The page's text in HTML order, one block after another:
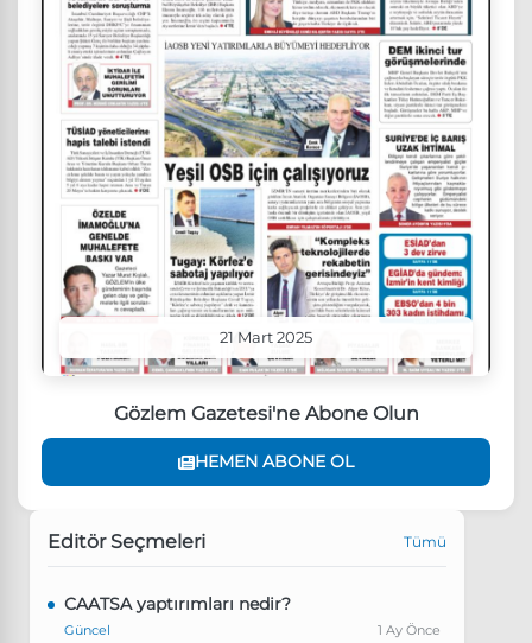
21 Mart 2025
Gözlem Gazetesi'ne Abone Olun
HEMEN ABONE OL
Editör Seçmeleri Tümü
CAATSA yaptırımları nedir?
Güncel 1 Ay Önce